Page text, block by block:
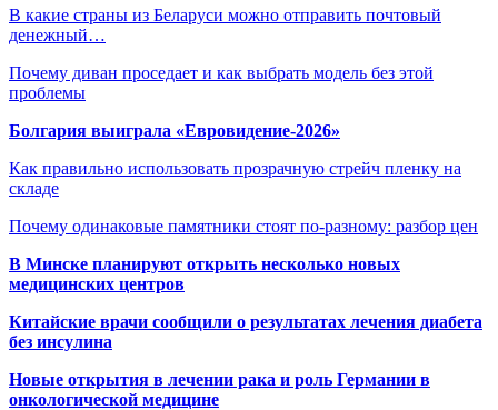
В какие страны из Беларуси можно отправить почтовый
денежный…
Почему диван проседает и как выбрать модель без этой
проблемы
Болгария выиграла «Евровидение-2026»
Как правильно использовать прозрачную стрейч пленку на
складе
Почему одинаковые памятники стоят по-разному: разбор цен
В Минске планируют открыть несколько новых
медицинских центров
Китайские врачи сообщили о результатах лечения диабета
без инсулина
Новые открытия в лечении рака и роль Германии в
онкологической медицине